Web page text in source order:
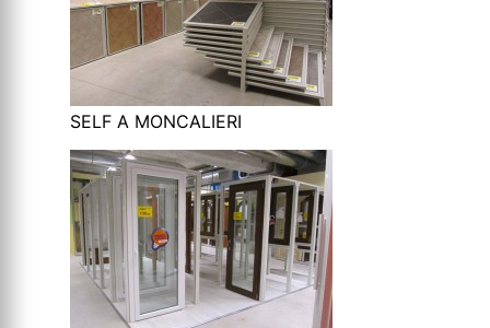
SELF A MONCALIERI